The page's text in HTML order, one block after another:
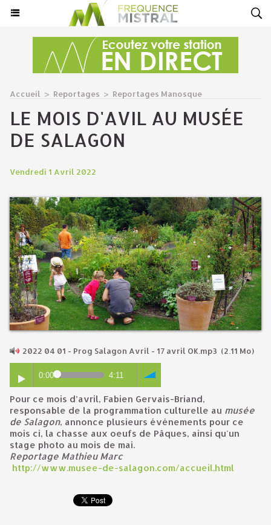
Accueil > Reportages > Reportages Manosque
LE MOIS D'AVIL AU MUSÉE
DE SALAGON
Vendredi 1 Avril 2022
2022 04 01 - Prog Salagon Avril - 17 avril OK.mp3 (2.11 Mo)
0:00 4:11
Pour ce mois d’avril, Fabien Gervais-Briand,
responsable de la programmation culturelle au musée
de Salagon, annonce plusieurs événements pour ce
mois ci, la chasse aux oeufs de Pâques, ainsi qu'un
stage photo au mois de mai.
Reportage Mathieu Marc
http://www.musee-de-salagon.com/accueil.html